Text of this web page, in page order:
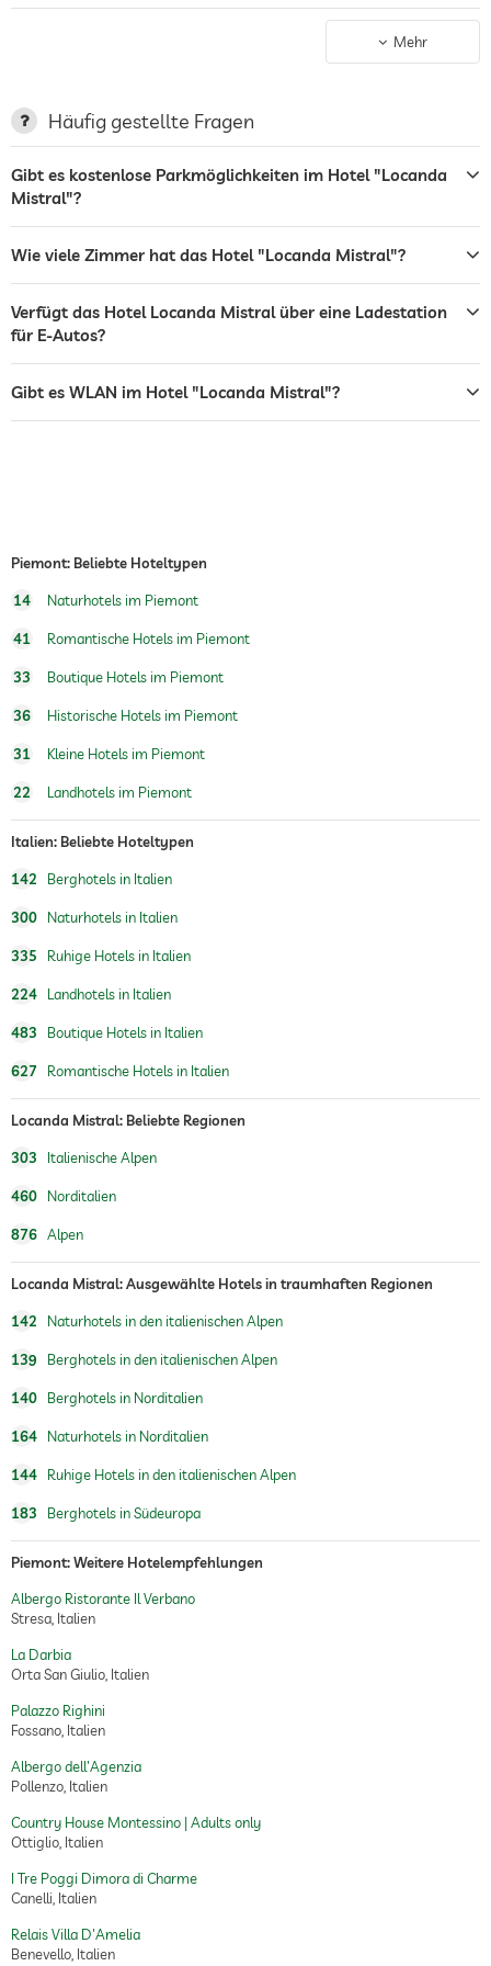
Café
Flughafen Shuttle
Hunde erlaubt
Wintersportmöglichkeiten
Mehr
Häufig gestellte Fragen
Gibt es kostenlose Parkmöglichkeiten im Hotel "Locanda
Mistral"?
Wie viele Zimmer hat das Hotel "Locanda Mistral"?
Verfügt das Hotel Locanda Mistral über eine Ladestation
für E-Autos?
Gibt es WLAN im Hotel "Locanda Mistral"?
Piemont: Beliebte Hoteltypen
14 Naturhotels im Piemont
41 Romantische Hotels im Piemont
33 Boutique Hotels im Piemont
36 Historische Hotels im Piemont
31 Kleine Hotels im Piemont
22 Landhotels im Piemont
Italien: Beliebte Hoteltypen
142 Berghotels in Italien
300 Naturhotels in Italien
335 Ruhige Hotels in Italien
224 Landhotels in Italien
483 Boutique Hotels in Italien
627 Romantische Hotels in Italien
Locanda Mistral: Beliebte Regionen
303 Italienische Alpen
460 Norditalien
876 Alpen
Locanda Mistral: Ausgewählte Hotels in traumhaften Regionen
142 Naturhotels in den italienischen Alpen
139 Berghotels in den italienischen Alpen
140 Berghotels in Norditalien
164 Naturhotels in Norditalien
144 Ruhige Hotels in den italienischen Alpen
183 Berghotels in Südeuropa
Piemont: Weitere Hotelempfehlungen
Albergo Ristorante Il Verbano
Stresa, Italien
La Darbia
Orta San Giulio, Italien
Palazzo Righini
Fossano, Italien
Albergo dell'Agenzia
Pollenzo, Italien
Country House Montessino | Adults only
Ottiglio, Italien
I Tre Poggi Dimora di Charme
Canelli, Italien
Relais Villa D'Amelia
Benevello, Italien